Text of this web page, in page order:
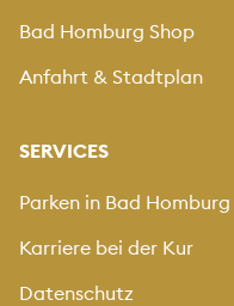
Bad Homburg Shop
Anfahrt & Stadtplan
SERVICES
Parken in Bad Homburg
Karriere bei der Kur
Datenschutz